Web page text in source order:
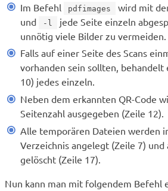
Im Befehl
pdfimages wird mit
und -l
jede Seite einzeln
unnötig viele Bilder zu vermeiden.
Falls auf einer Seite des Scans
vorhanden sein sollten, behandelt
10) jedes einzeln.
Neben dem erkannten QR-Code
Seitenzahl ausgegeben (Zeile 12).
Alle temporären Dateien werden
Verzeichnis angelegt (Zeile 7) und
gelöscht (Zeile 17).
Nun kann man mit folgendem Befehl